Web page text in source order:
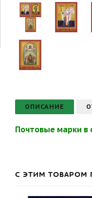
ОПИСАНИЕ
Почтовые марки в
С ЭТИМ ТОВАРОМ